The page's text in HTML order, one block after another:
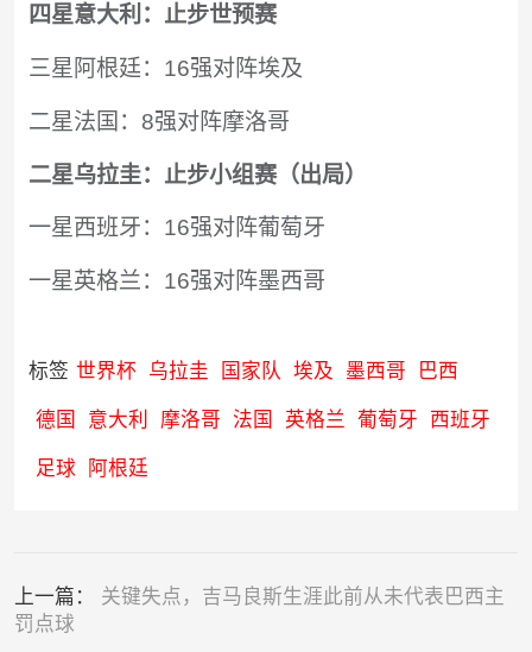
四星意大利：止步世预赛
三星阿根廷：16强对阵埃及
二星法国：8强对阵摩洛哥
二星乌拉圭：止步小组赛（出局）
一星西班牙：16强对阵葡萄牙
一星英格兰：16强对阵墨西哥
标签 世界杯 乌拉圭 国家队 埃及 墨西哥 巴西
德国 意大利 摩洛哥 法国 英格兰 葡萄牙 西班牙
足球 阿根廷
上一篇： 关键失点，吉马良斯生涯此前从未代表巴西主
罚点球